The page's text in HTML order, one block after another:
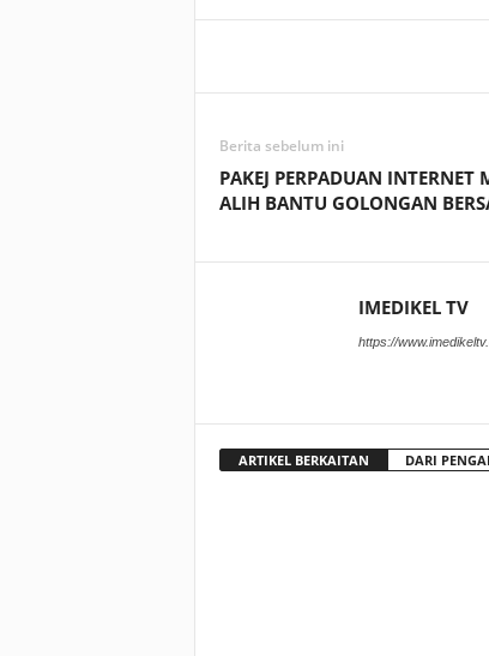
Berita sebelum ini
PAKEJ PERPADUAN INTERNET
ALIH BANTU GOLONGAN
IMEDIKEL TV
https://
ARTIKEL BERKAITAN DARI